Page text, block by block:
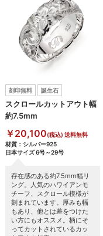
刻印無料 誕生石
スクロールカットアウト幅
約7.5mm
￥20,100(税込) 送料無料
材質：シルバー925
日本サイズ 6号～29号
存在感のある約7.5mm幅リ
ング。人気のハワイアンモ
チーフ、スクロール模様が
刻まれています。厚みも幅
もあり、他とは差をつけた
い方にもオススメ。柄にそ
ってカットされているカッ